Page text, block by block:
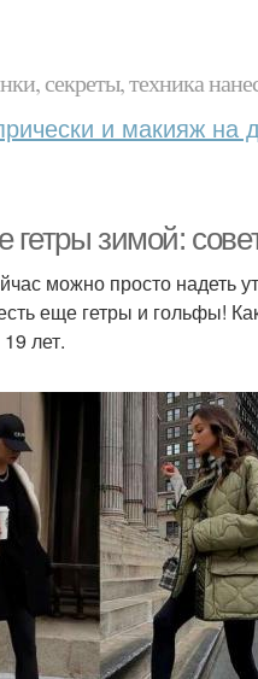
секреты, техника
и макияж на
гетры зимой:
можно просто надеть
еще гетры и гольфы!
лет.